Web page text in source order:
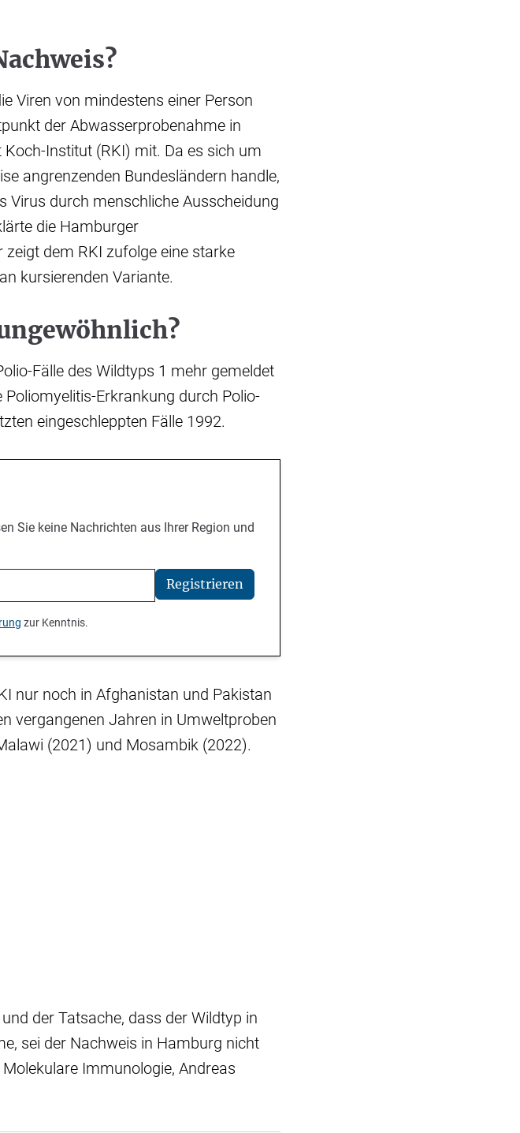
Viren von mindestens einer Person
der Abwasserprobenahme in
Institut (RKI) mit. Da es sich um
angrenzenden Bundesländern handle,
Virus durch menschliche Ausscheidung
die Hamburger
zeigt dem RKI zufolge eine starke
kursierenden Variante.
Fälle des Wildtyps 1 mehr gemeldet
Erkrankung durch Polio-
eingeschleppten Fälle 1992.
Sie keine Nachrichten aus Ihrer Region und
Registrieren
zur Kenntnis.
nur noch in Afghanistan und Pakistan
vergangenen Jahren in Umweltproben
(2021) und Mosambik (2022).
der Tatsache, dass der Wildtyp in
sei der Nachweis in Hamburg nicht
Immunologie, Andreas